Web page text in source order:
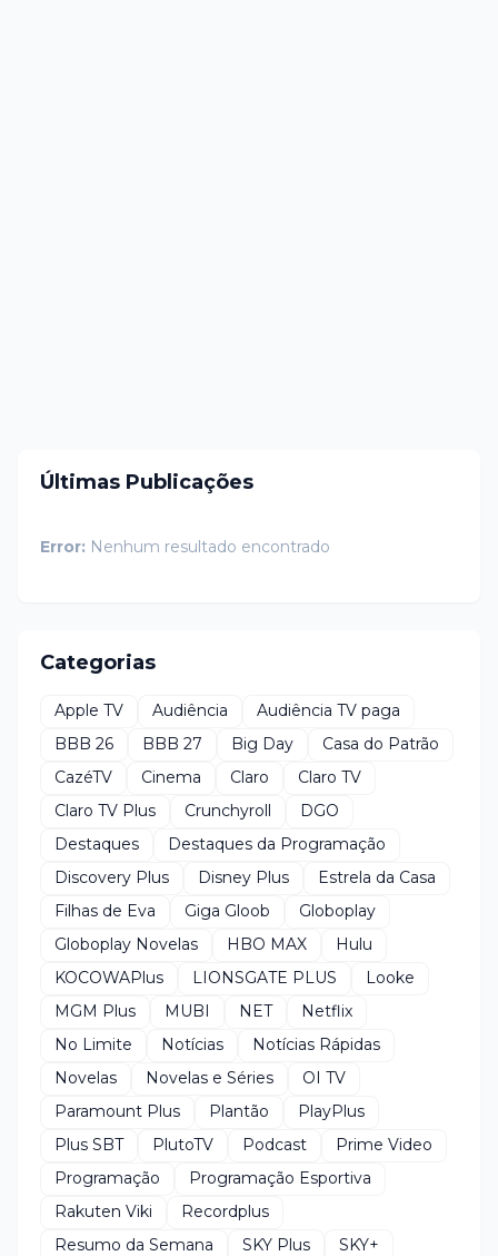
Últimas Publicações
Error: Nenhum resultado encontrado
Categorias
Apple TV Audiência
Audiência TV paga
BBB 26
BBB 27 Big Day
Casa do Patrão
CazéTV
Cinema Claro
Claro TV
Claro TV Plus
Crunchyroll
DGO
Destaques
Destaques da Programação
Discovery Plus
Disney Plus
Estrela da Casa
Filhas de Eva
Giga Gloob
Globoplay
Globoplay Novelas
HBO MAX
Hulu
KOCOWAPlus
LIONSGATE PLUS
Looke
MGM Plus
MUBI NET
Netflix
No Limite
Notícias
Notícias Rápidas
Novelas
Novelas e Séries
OI TV
Paramount Plus
Plantão
PlayPlus
Plus SBT
PlutoTV Podcast
Prime Video
Programação
Programação Esportiva
Rakuten Viki
Recordplus
Resumo da Semana
SKY Plus
SKY+